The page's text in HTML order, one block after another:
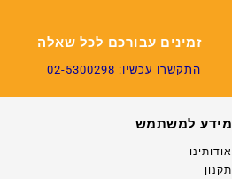
זמינים עבורכם לכל שאלה
התקשרו עכשיו: 02-5300298
מידע למשתמש
אודותינו
תקנון